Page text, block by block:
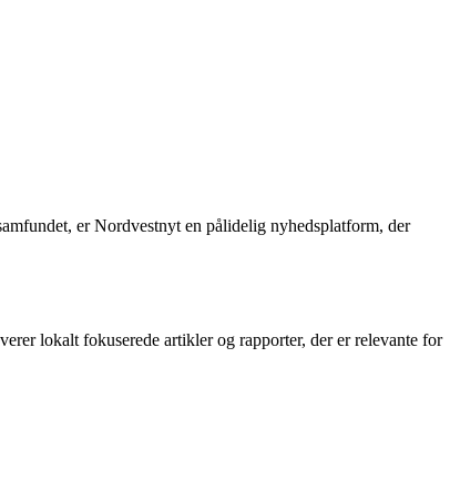
er Nordvestnyt en pålidelig nyhedsplatform, der
lokalt fokuserede artikler og rapporter, der er relevante for